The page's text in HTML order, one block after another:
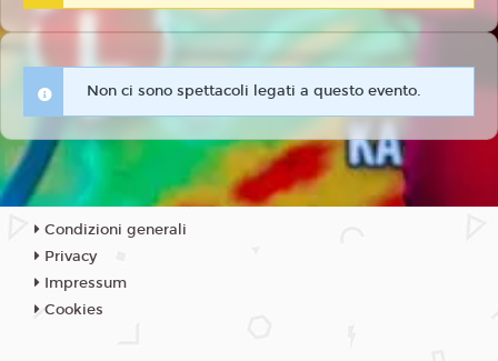
Non ci sono spettacoli legati a questo evento.
Condizioni generali
Privacy
Impressum
Cookies